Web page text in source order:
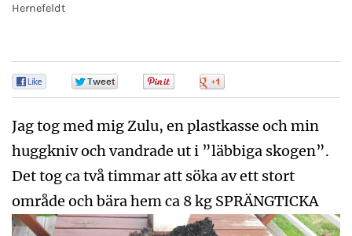
Hernefeldt
Jag tog med mig Zulu, en plastkasse och min
huggkniv och vandrade ut i ”läbbiga skogen”.
Det tog ca två timmar att söka av ett stort
område och bära hem ca 8 kg SPRÄNGTICKA